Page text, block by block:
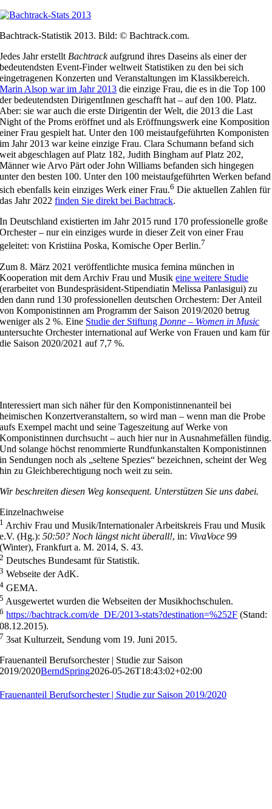
Bachtrack-Statistik 2013. Bild: © Bachtrack.com.
Jedes Jahr erstellt Bachtrackaufgrund ihres Daseins als einer der
bedeutendsten Event-Finder weltweit Statistiken zu den bei sich
eingetragenen Konzerten und Veranstaltungen im Klassikbereich.
Marin Alsop war im Jahr 2013 die einzige Frau, die es in die Top 100
der bedeutendsten DirigentInnen geschafft hat – auf den 100. Platz.
Aber: sie war auch die erste Dirigentin der Welt, die 2013 die Last
Night of the Proms eröffnet und als Eröffnungswerk eine Komposition
einer Frau gespielt hat. Unter den 100 meistaufgeführten Komponisten
im Jahr 2013 war keine einzige Frau. Clara Schumann befand sich
weit abgeschlagen auf Platz 182, Judith Bingham auf Platz 202,
Männer wie Arvo Pärt oder John Williams befanden sich hingegen
unter den besten 100. Unter den 100 meistaufgeführten Werken befand
sich ebenfalls kein einziges Werk einer Frau.6 Die aktuellen Zahlen für
das Jahr 2022finden Sie direkt bei Bachtrack.
In Deutschland existierten im Jahr 2015 rund 170 professionelle große
Orchester – nur ein einziges wurde in dieser Zeit von einer Frau
geleitet: von Kristiina Poska, Komische Oper Berlin.7
Zum 8. März 2021 veröffentlichte musica femina münchen in
Kooperation mit dem Archiv Frau und Musikeine weitere Studie
(erarbeitet von Bundespräsident-Stipendiatin Melissa Panlasigui) zu
den dann rund 130 professionellen deutschen Orchestern: Der Anteil
von Komponistinnen am Programm der Saison 2019/2020 betrug
weniger als 2 %. Eine Studie der Stiftung Donne – Women in Music
untersuchte Orchester international auf Werke von Frauen und kam für
die Saison 2020/2021 auf 7,7 %.
Interessiert man sich näher für den Komponistinnenanteil bei
heimischen Konzertveranstaltern, so wird man – wenn man die Probe
aufs Exempel macht und seine Tageszeitung auf Werke von
Komponistinnen durchsucht – auch hier nur in Ausnahmefällen fündig.
Und solange höchst renommierte Rundfunkanstalten Komponistinnen
in Sendungen noch als „seltene Spezies“ bezeichnen, scheint der Weg
hin zu Gleichberechtigung noch weit zu sein.
Wir beschreiten diesen Weg konsequent. Unterstützen Sie uns dabei.
Einzelnachweise
1 Archiv Frau und Musik/Internationaler Arbeitskreis Frau und Musik
e.V. (Hg.):50:50? Noch längst nicht überall!, in: VivaVoce 99
(Winter), Frankfurt a. M. 2014, S. 43.
2 Deutsches Bundesamt für Statistik.
3 Webseite der AdK.
4 GEMA.
5 Ausgewertet wurden die Webseiten der Musikhochschulen.
6 https://bachtrack.com/de_DE/2013-stats?destination=%252F (Stand:
08.12.2015).
7 3sat Kulturzeit, Sendung vom 19. Juni 2015.
Frauenanteil Berufsorchester | Studie zur Saison
2019/2020BerndSpring2026-05-26T18:43:02+02:00
Frauenanteil Berufsorchester | Studie zur Saison 2019/2020